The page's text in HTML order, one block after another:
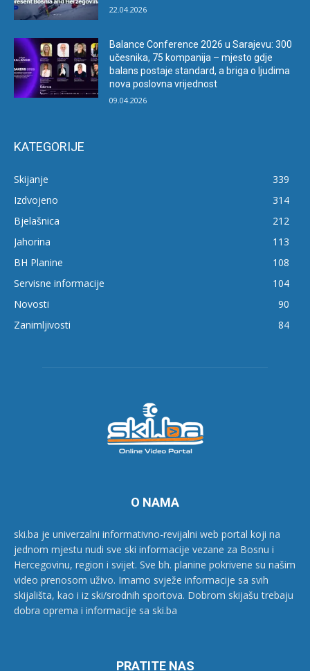
22.04.2026
Balance Conference 2026 u Sarajevu: 300
učesnika, 75 kompanija – mjesto gdje
balans postaje standard, a briga o ljudima
nova poslovna vrijednost
09.04.2026
KATEGORIJE
Skijanje
339
Izdvojeno
314
Bjelašnica
212
Jahorina
113
BH Planine
108
Servisne informacije
104
Novosti
90
Zanimljivosti
84
O NAMA
ski.ba je univerzalni informativno-revijalni web portal koji na
jednom mjestu nudi sve ski informacije vezane za Bosnu i
Hercegovinu, region i svijet. Sve bh. planine pokrivene su našim
video prenosom uživo. Imamo svježe informacije sa svih
skijališta, kao i iz ski/srodnih sportova. Dobrom skijašu trebaju
dobra oprema i informacije sa ski.ba
PRATITE NAS